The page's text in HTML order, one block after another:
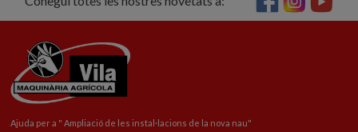
Ajuda per a " Ampliació de les instal·lacions de la nova nau"